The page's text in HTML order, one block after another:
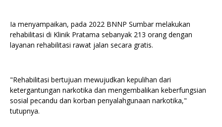
Ia menyampaikan, pada 2022 BNNP Sumbar melakukan
rehabilitasi di Klinik Pratama sebanyak 213 orang dengan
layanan rehabilitasi rawat jalan secara gratis.
"Rehabilitasi bertujuan mewujudkan kepulihan dari
ketergantungan narkotika dan mengembalikan keberfungsian
sosial pecandu dan korban penyalahgunaan narkotika,"
tutupnya.